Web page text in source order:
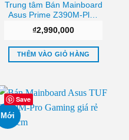
Trung tâm Bán Mainboard
Asus Prime Z390M-Plus
Uy tín
₫2,990,000
THÊM VÀO GIỎ HÀNG
Save
Mới